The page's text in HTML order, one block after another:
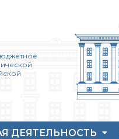
ДЕЯТЕЛЬНОСТЬ